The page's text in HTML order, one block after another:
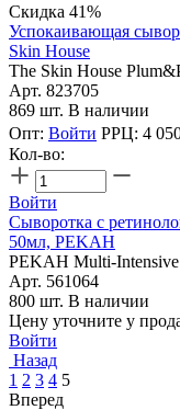
Скидка 41%
Успокаивающая
Skin House
The Skin House
Арт. 823705
869 шт. В наличии
Опт: Войти РРЦ: 4
Кол-во:
Войти
Сыворотка с
50мл, PEKAH
PEKAH Multi-
Арт. 561064
800 шт. В наличии
Цену уточните у
Войти
Назад
1 2 3 4 5
Вперед